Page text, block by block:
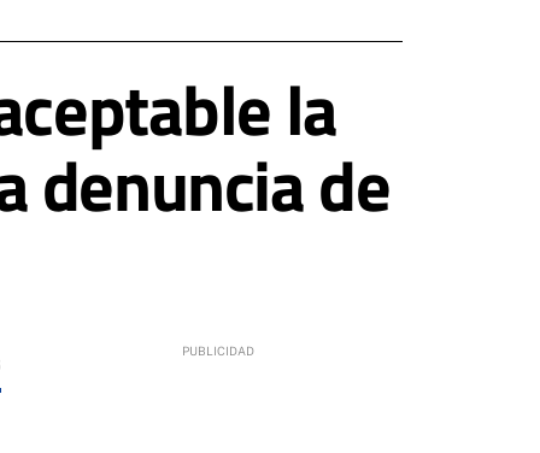
la
denuncia de